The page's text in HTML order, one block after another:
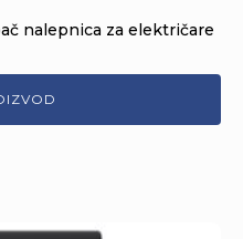
nalepnica za električare